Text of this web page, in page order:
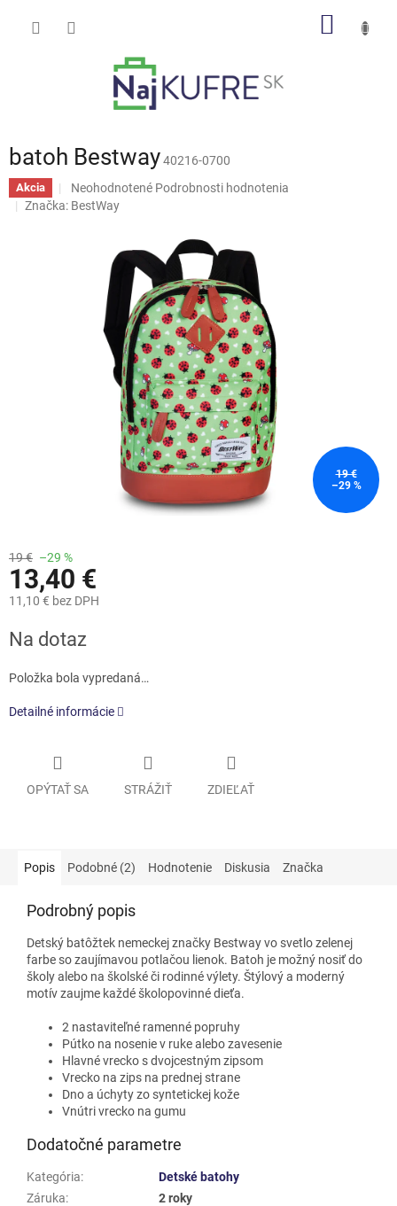
batoh Bestway40216-0700
Akcia
Priemerné
hodnotenie
hviezdičiek.
Neohodnotené Podrobnosti hodnotenia
Značka: BestWay
19 €
–29 %
19 € –29 %
13,40 €
11,10 € bez DPH
cena:
Na dotaz
Položka bola vypredaná…
Detailné informácie
OPÝTAŤ SA STRÁŽIŤ ZDIEĽAŤ
Popis Podobné (2) Hodnotenie Diskusia Značka
Podrobný popis
Detský batôžtek nemeckej značky Bestway vo svetlo zelenej
farbe so zaujímavou potlačou lienok. Batoh je možný nosiť do
školy alebo na školské či rodinné výlety. Štýlový a moderný
motív zaujme každé školopovinné dieťa.
2 nastaviteľné ramenné popruhy
Pútko na nosenie v ruke alebo zavesenie
Hlavné vrecko s dvojcestným zipsom
Vrecko na zips na prednej strane
Dno a úchyty zo syntetickej kože
Vnútri vrecko na gumu
Dodatočné parametre
Kategória:
Detské batohy
Záruka:
2 roky